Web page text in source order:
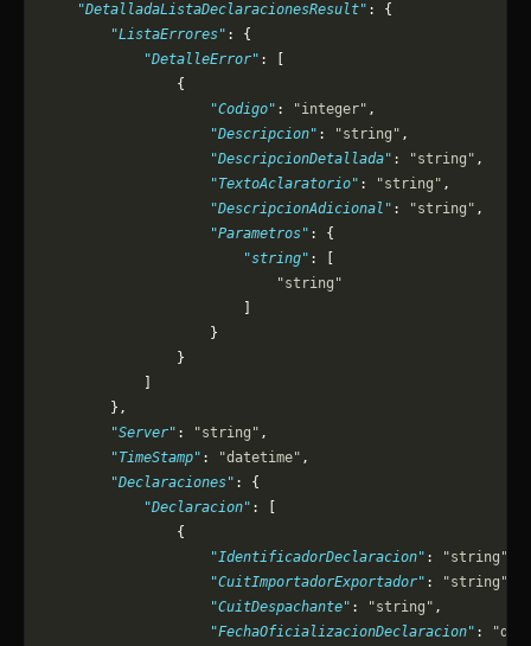
    "DetalladaListaDeclaracionesResult"
: {
        "ListaErrores"
: {
            "DetalleError"
: [
                {
                    "Codigo"
: "integer" ,
                    "Descripcion"
: "string" ,
                    "DescripcionDetallada"
: "string" ,
                    "TextoAclaratorio"
: "string" ,
                    "DescripcionAdicional"
: "string" ,
                    "Parametros"
: {
                        "string"
: [
                            "string"
                    }
                }
        },
        "Server"
: "string" ,
        "TimeStamp"
: "datetime" ,
        "Declaraciones"
: {
            "Declaracion"
: [
                {
                    "IdentificadorDeclaracion"
: "string"
                    "CuitImportadorExportador"
: "string"
                    "CuitDespachante"
: "string" ,
                    "FechaOficializacionDeclaracion"
: